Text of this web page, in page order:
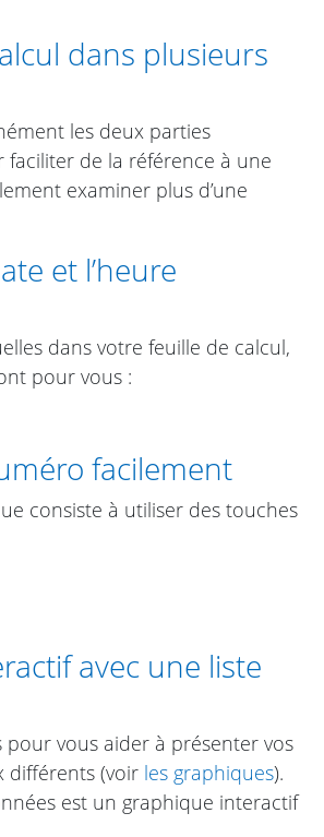
dans plusieurs
les deux parties
faciliter de la référence à une
examiner plus d’une
et l’heure
dans votre feuille de calcul,
pour vous :
facilement
consiste à utiliser des touches
avec une liste
vous aider à présenter vos
différents (voir les graphiques).
est un graphique interactif